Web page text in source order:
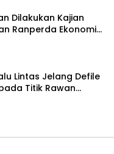
Dilakukan Kajian
Ranperda Ekonomi
Lintas Jelang Defile
Titik Rawan